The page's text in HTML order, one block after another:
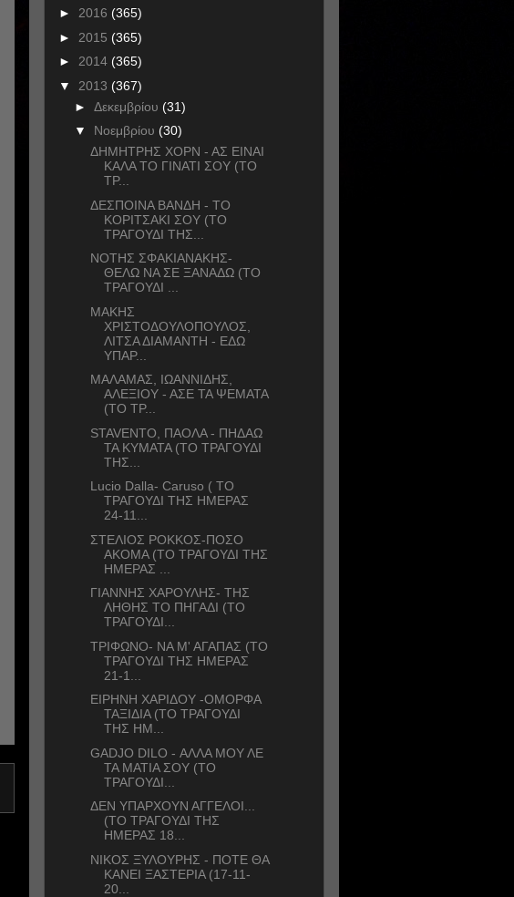
► 2016 (365)
► 2015 (365)
► 2014 (365)
▼ 2013 (367)
► Δεκεμβρίου (31)
▼ Νοεμβρίου (30)
ΔΗΜΗΤΡΗΣ ΧΟΡΝ - ΑΣ ΕΙΝΑΙ
ΚΑΛΑ ΤΟ ΓΙΝΑΤΙ ΣΟΥ (ΤΟ
ΤΡ...
ΔΕΣΠΟΙΝΑ ΒΑΝΔΗ - ΤΟ
ΚΟΡΙΤΣΑΚΙ ΣΟΥ (ΤΟ
ΤΡΑΓΟΥΔΙ ΤΗΣ...
ΝΟΤΗΣ ΣΦΑΚΙΑΝΑΚΗΣ-
ΘΕΛΩ ΝΑ ΣΕ ΞΑΝΑΔΩ (ΤΟ
ΤΡΑΓΟΥΔΙ ...
ΜΑΚΗΣ
ΧΡΙΣΤΟΔΟΥΛΟΠΟΥΛΟΣ,
ΛΙΤΣΑ ΔΙΑΜΑΝΤΗ - ΕΔΩ
ΥΠΑΡ...
ΜΑΛΑΜΑΣ, ΙΩΑΝΝΙΔΗΣ,
ΑΛΕΞΙΟΥ - ΑΣΕ ΤΑ ΨΕΜΑΤΑ
(ΤΟ ΤΡ...
STAVENTO, ΠΑΟΛΑ - ΠΗΔΑΩ
ΤΑ ΚΥΜΑΤΑ (ΤΟ ΤΡΑΓΟΥΔΙ
ΤΗΣ...
Lucio Dalla- Caruso ( ΤΟ
ΤΡΑΓΟΥΔΙ ΤΗΣ ΗΜΕΡΑΣ
24-11...
ΣΤΕΛΙΟΣ ΡΟΚΚΟΣ-ΠΟΣΟ
ΑΚΟΜΑ (ΤΟ ΤΡΑΓΟΥΔΙ ΤΗΣ
ΗΜΕΡΑΣ ...
ΓΙΑΝΝΗΣ ΧΑΡΟΥΛΗΣ- ΤΗΣ
ΛΗΘΗΣ ΤΟ ΠΗΓΑΔΙ (ΤΟ
ΤΡΑΓΟΥΔΙ...
ΤΡΙΦΩΝΟ- ΝΑ Μ' ΑΓΑΠΑΣ (ΤΟ
ΤΡΑΓΟΥΔΙ ΤΗΣ ΗΜΕΡΑΣ
21-1...
ΕΙΡΗΝΗ ΧΑΡΙΔΟΥ -ΟΜΟΡΦΑ
ΤΑΞΙΔΙΑ (ΤΟ ΤΡΑΓΟΥΔΙ
ΤΗΣ ΗΜ...
GADJO DILO - ΑΛΛΑ ΜΟΥ ΛΕ
ΤΑ ΜΑΤΙΑ ΣΟΥ (ΤΟ
ΤΡΑΓΟΥΔΙ...
ΔΕΝ ΥΠΑΡΧΟΥΝ ΑΓΓΕΛΟΙ...
(ΤΟ ΤΡΑΓΟΥΔΙ ΤΗΣ
ΗΜΕΡΑΣ 18...
ΝΙΚΟΣ ΞΥΛΟΥΡΗΣ - ΠΟΤΕ ΘΑ
ΚΑΝΕΙ ΞΑΣΤΕΡΙΑ (17-11-
20...